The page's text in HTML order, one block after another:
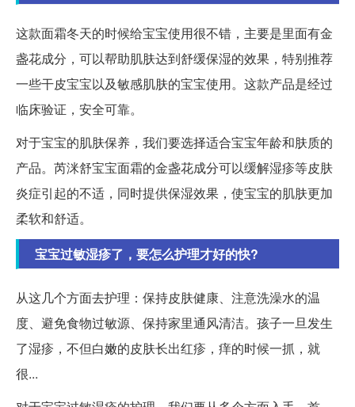
这款面霜冬天的时候给宝宝使用很不错，主要是里面有金
盏花成分，可以帮助肌肤达到舒缓保湿的效果，特别推荐
一些干皮宝宝以及敏感肌肤的宝宝使用。这款产品是经过
临床验证，安全可靠。
对于宝宝的肌肤保养，我们要选择适合宝宝年龄和肤质的
产品。芮洣舒宝宝面霜的金盏花成分可以缓解湿疹等皮肤
炎症引起的不适，同时提供保湿效果，使宝宝的肌肤更加
柔软和舒适。
宝宝过敏湿疹了，要怎么护理才好的快?
从这几个方面去护理：保持皮肤健康、注意洗澡水的温
度、避免食物过敏源、保持家里通风清洁。孩子一旦发生
了湿疹，不但白嫩的皮肤长出红疹，痒的时候一抓，就
很...